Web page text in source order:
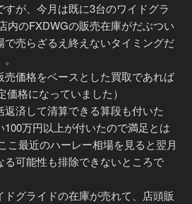
が、今月は既に3台のワイドグラ
内のFXDWGの販売在庫がだぶつい
売らざるえ終えないタイミングだ
売価格をベースとした買取であれば
格になっていました）
済して清算できる算段も付いた
100万円以上が付いたので満足とは
こ最近のハーレー相場を見ると翌月
る可能性も排除できないところで
グライドの在庫が売れて、店頭販